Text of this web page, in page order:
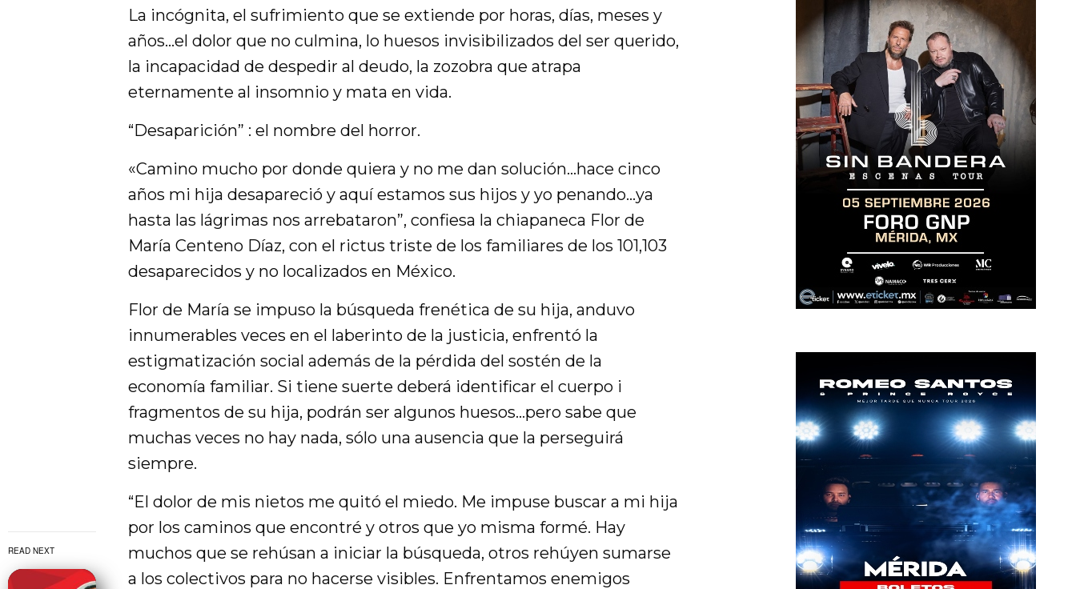
READ NEXT
La incógnita, el sufrimiento que se extiende por horas, días, meses y
años…el dolor que no culmina, lo huesos invisibilizados del ser querido,
la incapacidad de despedir al deudo, la zozobra que atrapa
eternamente al insomnio y mata en vida.
“Desaparición” : el nombre del horror.
«Camino mucho por donde quiera y no me dan solución…hace cinco
años mi hija desapareció y aquí estamos sus hijos y yo penando…ya
hasta las lágrimas nos arrebataron”, confiesa la chiapaneca Flor de
María Centeno Díaz, con el rictus triste de los familiares de los 101,103
desaparecidos y no localizados en México.
Flor de María se impuso la búsqueda frenética de su hija, anduvo
innumerables veces en el laberinto de la justicia, enfrentó la
estigmatización social además de la pérdida del sostén de la
economía familiar. Si tiene suerte deberá identificar el cuerpo i
fragmentos de su hija, podrán ser algunos huesos…pero sabe que
muchas veces no hay nada, sólo una ausencia que la perseguirá
siempre.
“El dolor de mis nietos me quitó el miedo. Me impuse buscar a mi hija
por los caminos que encontré y otros que yo misma formé. Hay
muchos que se rehúsan a iniciar la búsqueda, otros rehúyen sumarse
a los colectivos para no hacerse visibles. Enfrentamos enemigos